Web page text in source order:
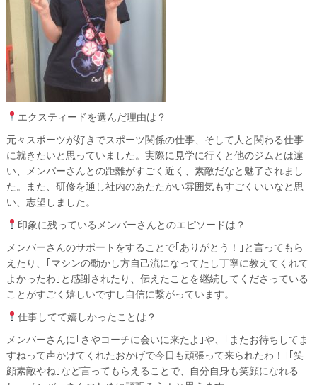
エクスティードを選んだ理由は？
元々スポーツが好きでスポーツ関係の仕事、そして人と関わる仕事
に就きたいと思っていました。実際に見学に行くと他のジムとは違
い、メンバーさんとの距離がすごく近く、素敵だなと魅了されまし
た。また、研修を通し社内のあたたかい雰囲気もすごくいいなと思
い、志望しました。
印象に残っているメンバーさんとのエピソードは？
メンバーさんのサポートをすることで｢ありがとう！｣と言ってもら
えたり、｢マシンの動かし方自己流になってたし丁寧に教えてくれて
よかったわ｣と感謝されたり、伝えたことを継続してくださっている
ことがすごく嬉しいですし自信に繋がっています。
仕事してて嬉しかったことは？
メンバーさんに｢さやコーチに会いに来たよ｣や、｢またお待ちしてま
すねって声かけてくれたおかげで今日も頑張って来られたわ！｣｢笑
顔素敵やね｣など言ってもらえることで、自分自身も笑顔になれる